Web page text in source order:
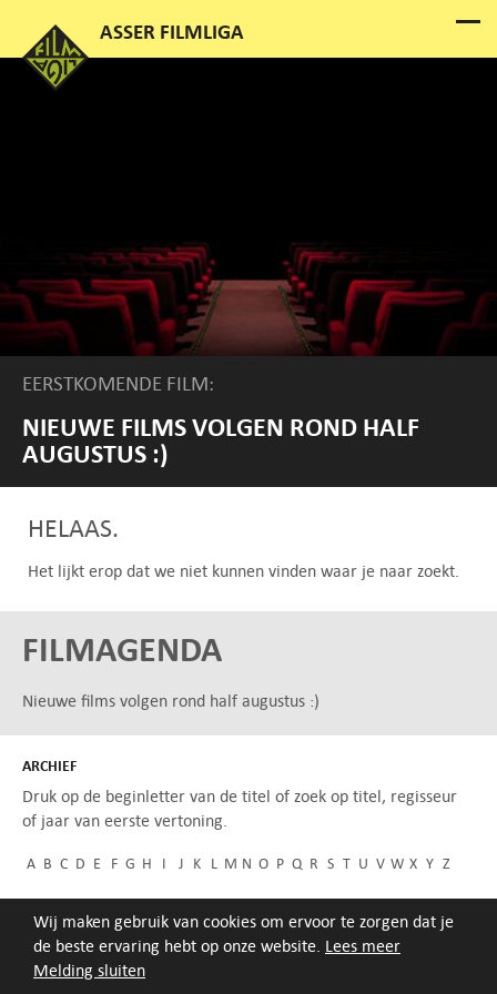
Melding sluiten
Wij maken gebruik van cookies om ervoor te zorgen dat je
de beste ervaring hebt op onze website. Lees meer
EERSTKOMENDE FILM:
NIEUWE FILMS VOLGEN ROND HALF
AUGUSTUS :)
HELAAS.
Het lijkt erop dat we niet kunnen vinden waar je naar zoekt.
FILMAGENDA
Nieuwe films volgen rond half augustus :)
ARCHIEF
Druk op de beginletter van de titel of zoek op titel, regisseur
of jaar van eerste vertoning.
A B C D E F G H I J K L M N O P Q R S T U V W X Y Z